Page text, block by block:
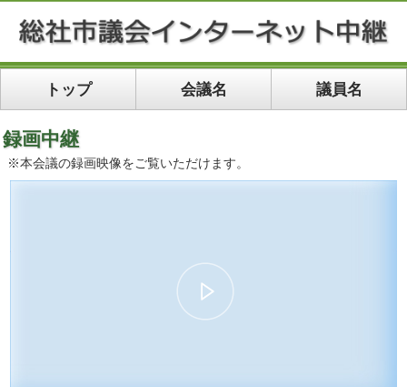
トップ 会議名 議員名
録画中継
※本会議の録画映像をご覧いただけます。